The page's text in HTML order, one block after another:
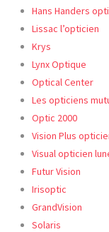
Hans Handers
Lissac l’opticien
Krys
Lynx Optique
Optical Center
Les opticiens
Optic 2000
Vision Plus
Visual opticien
Futur Vision
Irisoptic
GrandVision
Solaris